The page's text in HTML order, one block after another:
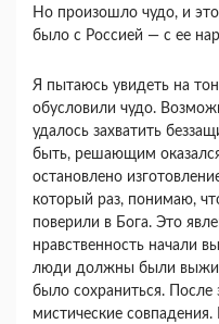
Но произошло чудо, и
было с Россией — с ее
Я пытаюсь увидеть на
обусловили чудо.
удалось захватить
быть, решающим
остановлено
который раз, пони­маю,
поверили в Бога. Это
нравственность начали
люди должны были
было сохраниться. После
мистические